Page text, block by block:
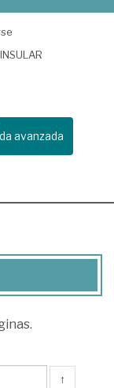
avanzada
↑